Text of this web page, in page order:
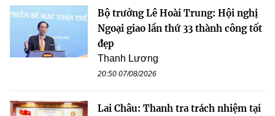
Bộ trưởng Lê Hoài Trung: Hội nghị
Ngoại giao lần thứ 33 thành công tốt
đẹp
Thanh Lương
20:50 07/08/2026
Lai Châu: Thanh tra trách nhiệm tại